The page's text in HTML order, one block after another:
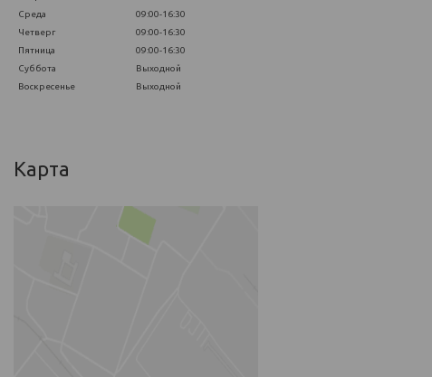
Среда
09:00-16:30
Четверг
09:00-16:30
Пятница
09:00-16:30
Суббота
Выходной
Воскресенье
Выходной
Карта